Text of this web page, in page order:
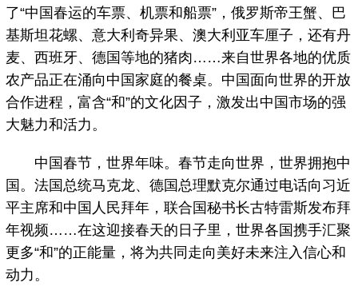
了“中国春运的车票、机票和船票”，俄罗斯帝王蟹、巴
基斯坦花螺、意大利奇异果、澳大利亚车厘子，还有丹
麦、西班牙、德国等地的猪肉……来自世界各地的优质
农产品正在涌向中国家庭的餐桌。中国面向世界的开放
合作进程，富含“和”的文化因子，激发出中国市场的强
大魅力和活力。
中国春节，世界年味。春节走向世界，世界拥抱中
国。法国总统马克龙、德国总理默克尔通过电话向习近
平主席和中国人民拜年，联合国秘书长古特雷斯发布拜
年视频……在这迎接春天的日子里，世界各国携手汇聚
更多“和”的正能量，将为共同走向美好未来注入信心和
动力。